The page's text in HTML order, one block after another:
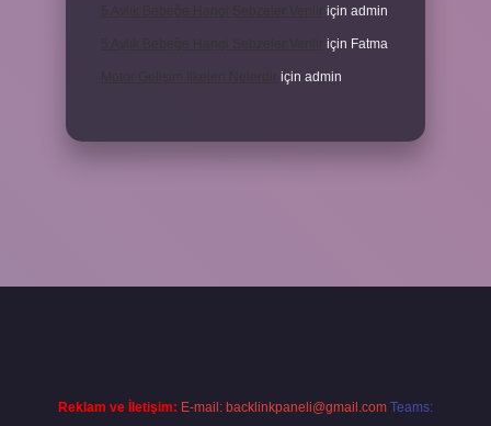
5 Aylık Bebeğe Hangi Sebzeler Verilir için admin
5 Aylık Bebeğe Hangi Sebzeler Verilir için Fatma
için admin
Reklam ve İletişim: E-mail: backlinkpaneli@gmail.com Teams: